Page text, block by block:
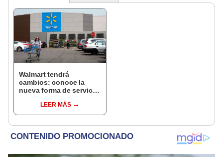
Walmart tendrá
cambios: conoce la
nueva forma de servicio
supermercado de
Estados Unidos
LEER MÁS